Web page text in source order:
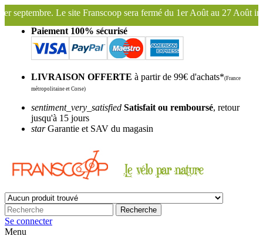
sera fermé du 1er Août au 27 Août inclus. Bonnes vacances !
Paiement 100% sécurisé
LIVRAISON OFFERTE à partir de 99€ d'achats*(France
métropolitaine et Corse)
sentiment_very_satisfied Satisfait ou remboursé, retour
jusqu'à 15 jours
starGarantie et SAV du magasin
Recherche
Se connecter
Menu